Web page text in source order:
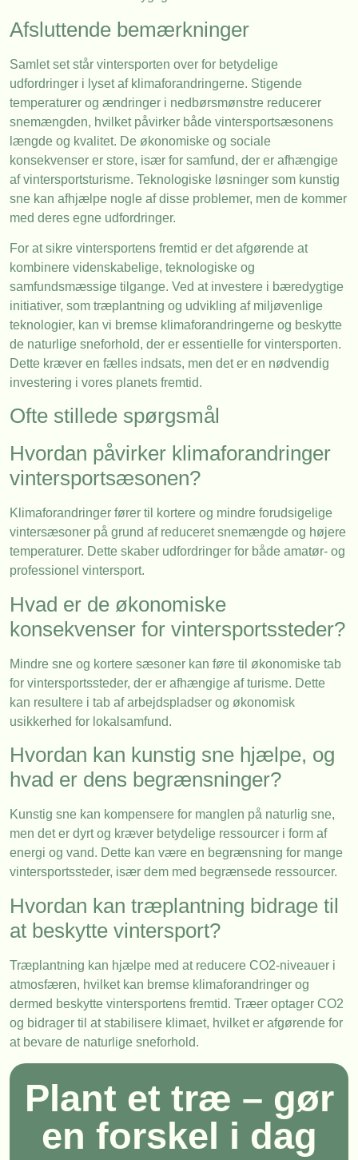
Afsluttende bemærkninger
Samlet set står vintersporten over for betydelige
udfordringer i lyset af klimaforandringerne. Stigende
temperaturer og ændringer i nedbørsmønstre reducerer
snemængden, hvilket påvirker både vintersportsæsonens
længde og kvalitet. De økonomiske og sociale
konsekvenser er store, især for samfund, der er afhængige
af vintersportsturisme. Teknologiske løsninger som kunstig
sne kan afhjælpe nogle af disse problemer, men de kommer
med deres egne udfordringer.
For at sikre vintersportens fremtid er det afgørende at
kombinere videnskabelige, teknologiske og
samfundsmæssige tilgange. Ved at investere i bæredygtige
initiativer, som træplantning og udvikling af miljøvenlige
teknologier, kan vi bremse klimaforandringerne og beskytte
de naturlige sneforhold, der er essentielle for vintersporten.
Dette kræver en fælles indsats, men det er en nødvendig
investering i vores planets fremtid.
Ofte stillede spørgsmål
Hvordan påvirker klimaforandringer
vintersportsæsonen?
Klimaforandringer fører til kortere og mindre forudsigelige
vintersæsoner på grund af reduceret snemængde og højere
temperaturer. Dette skaber udfordringer for både amatør- og
professionel vintersport.
Hvad er de økonomiske
konsekvenser for vintersportssteder?
Mindre sne og kortere sæsoner kan føre til økonomiske tab
for vintersportssteder, der er afhængige af turisme. Dette
kan resultere i tab af arbejdspladser og økonomisk
usikkerhed for lokalsamfund.
Hvordan kan kunstig sne hjælpe, og
hvad er dens begrænsninger?
Kunstig sne kan kompensere for manglen på naturlig sne,
men det er dyrt og kræver betydelige ressourcer i form af
energi og vand. Dette kan være en begrænsning for mange
vintersportssteder, især dem med begrænsede ressourcer.
Hvordan kan træplantning bidrage til
at beskytte vintersport?
Træplantning kan hjælpe med at reducere CO2-niveauer i
atmosfæren, hvilket kan bremse klimaforandringer og
dermed beskytte vintersportens fremtid. Træer optager CO2
og bidrager til at stabilisere klimaet, hvilket er afgørende for
at bevare de naturlige sneforhold.
Plant et træ – gør
en forskel i dag